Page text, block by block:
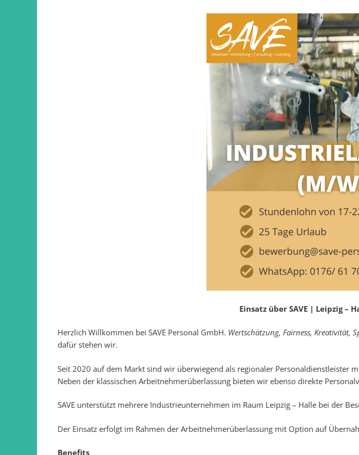
Einsatz über SAVE | Leipzig –
Herzlich Willkommen bei SAVE Personal GmbH. Wert­schätzung, Fair­ness, Kreativität,
dafür stehen wir.
Seit 2020 auf dem Markt sind wir überwiegend als regionaler Personaldienstleister
Neben der klassischen Arbeitnehmerüberlassung bieten wir ebenso direkte
SAVE unterstützt mehrere Industrieunternehmen im Raum Leipzig – Halle bei der
Der Einsatz erfolgt im Rahmen der Arbeitnehmerüberlassung mit Option auf
Benefits